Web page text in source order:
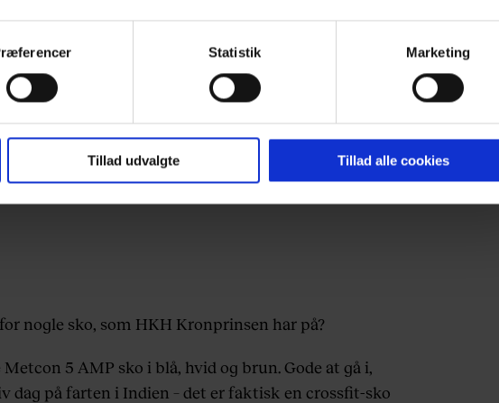
data for at kunne levere og finansiere relevant journalistisk indhold til dig.
på sociale medier og til at vise dig funktioner i forbindelse med
Statistik Marketing
Tillad udvalgte Tillad alle cookies
nogle sko, som HKH Kronprinsen har på?
5 AMP sko i blå, hvid og brun. Gode at gå i,
dag på farten i Indien – det er faktisk en crossfit-sko